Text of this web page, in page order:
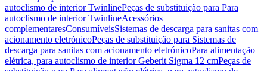
autoclismo de interior TwinlinePeças de substituição para Para
autoclismo de interior TwinlineAcessórios
complementaresConsumíveisSistemas de descarga para sanitas com
acionamento eletrónicoPeças de substituição para Sistemas de
descarga para sanitas com acionamento eletrónicoPara alimentação
elétrica, para autoclismo de interior Geberit Sigma 12 cmPeças de